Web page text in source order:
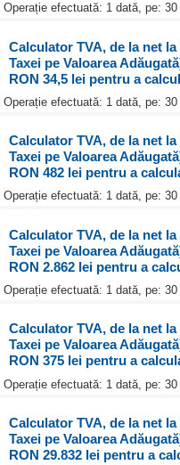
Operație efectuată: 1 dată, pe:
Calculator TVA, de la net
Taxei pe Valoarea
RON 34,5 lei pentru a
Operație efectuată: 1 dată, pe:
Calculator TVA, de la net
Taxei pe Valoarea
RON 482 lei pentru a
Operație efectuată: 1 dată, pe:
Calculator TVA, de la net
Taxei pe Valoarea
RON 2.862 lei pentru a
Operație efectuată: 1 dată, pe:
Calculator TVA, de la net
Taxei pe Valoarea
RON 375 lei pentru a
Operație efectuată: 1 dată, pe:
Calculator TVA, de la net
Taxei pe Valoarea
RON 29.832 lei pentru a